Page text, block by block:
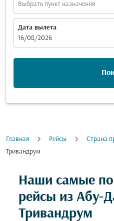
Выбрать пункт назначения
Дата вылета
fc-booking-departure-date-aria-label
16/08/2026
Главная Рейсы Cтрана
Тривандрум
Наши самые
рейсы из Абу-
Тривандрум